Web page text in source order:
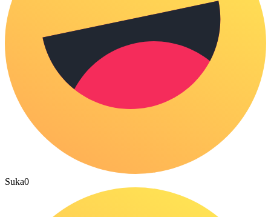
Suka0